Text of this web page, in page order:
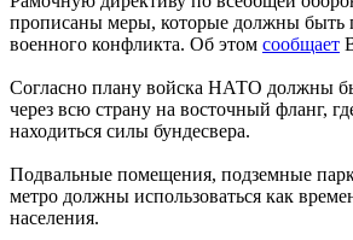
прописаны меры, которые должны быть
военного конфликта. Об этом сообщает
Согласно плану войска НАТО должны
через всю страну на восточный фланг,
находиться силы бундесвера.
Подвальные помещения, подземные
метро должны использоваться как
населения.